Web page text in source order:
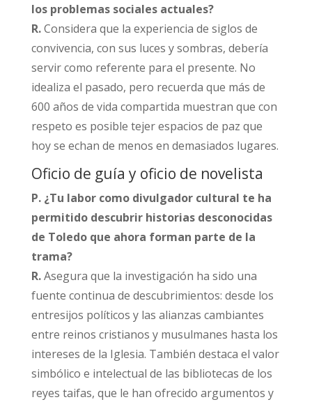
los problemas sociales actuales?
R.Considera que la experiencia de siglos de
convivencia, con sus luces y sombras, debería
servir como referente para el presente. No
idealiza el pasado, pero recuerda que más de
600 años de vida compartida muestran que con
respeto es posible tejer espacios de paz que
hoy se echan de menos en demasiados lugares.​
Oficio de guía y oficio de novelista
P. ¿Tu labor como divulgador cultural te ha
permitido descubrir historias desconocidas
de Toledo que ahora forman parte de la
trama?
R.Asegura que la investigación ha sido una
fuente continua de descubrimientos: desde los
entresijos políticos y las alianzas cambiantes
entre reinos cristianos y musulmanes hasta los
intereses de la Iglesia. También destaca el valor
simbólico e intelectual de las bibliotecas de los
reyes taifas, que le han ofrecido argumentos y